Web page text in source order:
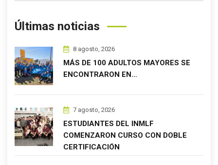
Últimas noticias
8 agosto, 2026
MÁS DE 100 ADULTOS MAYORES SE
ENCONTRARON EN…
7 agosto, 2026
ESTUDIANTES DEL INMLF
COMENZARON CURSO CON DOBLE
CERTIFICACIÓN